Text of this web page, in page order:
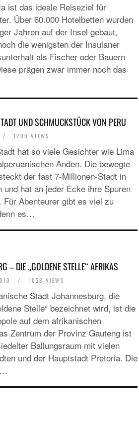
ist das ideale Reiseziel für
Über 60.000 Hotelbetten wurden
Jahren auf der Insel gebaut,
die wenigsten der Insulaner
als Fischer oder Bauern
prägen zwar immer noch das
UND SCHMUCKSTÜCK VON PERU
/ 1209 VIEWS
hat so viele Gesichter wie Lima
Anden. Die bewegte
der fast 7-Millionen-Stadt in
und hat an jeder Ecke ihre Spuren
Für Abenteurer gibt es viel zu
es…
– DIE „GOLDENE STELLE“ AFRIKAS
/ 1038 VIEWS
Stadt Johannesburg, die
Stelle“ bezeichnet wird, ist die
auf dem afrikanischen
Zentrum der Provinz Gauteng ist
Ballungsraum mit vielen
und der Hauptstadt Pretoria. Die
DAS PROGRAMM DER KIELER WOCHE
EIN FEST FÜR ALLE SINNE
RATGEBER
MIETWAGEN BUCHEN: TIPPS & TRICKS
PREISVORTEILE
«NORWEGIAN BREAKAWAY» FÄHRT IM
SOMMER 2018 AB WARNEMÜNDE